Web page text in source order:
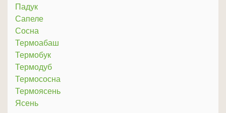
Падук
Сапеле
Сосна
Термоабаш
Термобук
Термодуб
Термососна
Термоясень
Ясень